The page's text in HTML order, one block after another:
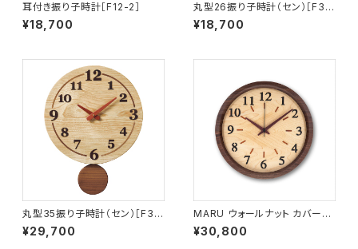
耳付き振り子時計［F12-2］
¥18,700
丸型26振り子時計（セン）［F38
-A］
¥18,700
丸型35振り子時計（セン）［F38
-B］
¥29,700
MARU ウォールナット カバーあ
り サイズ大 MARU-C1
¥30,800